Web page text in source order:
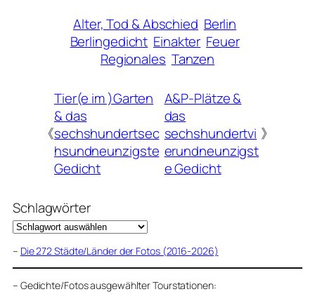
Alter, Tod & Abschied Berlin
Berlingedicht Einakter Feuer
Regionales Tanzen
《
Tier(e im )Garten
& das
sechshundertsec
hsundneunzigste
Gedicht
A&P-Plätze &
das
sechshundertvi
erundneunzigst
e Gedicht
》
Schlagwörter
– Die 272 Städte/Länder der Fotos (2016-2026)
– Gedichte/Fotos ausgewählter Tourstationen: